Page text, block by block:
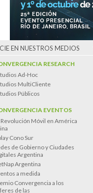
EN NUESTROS MEDIOS
RESEARCH
Ad-Hoc
MultiCliente
Públicos
EVENTOS
Revolución Móvil en América
Cono Sur
de Gobierno y Ciudades
Argentina
Argentina
a medida
Convergencia a los
de las